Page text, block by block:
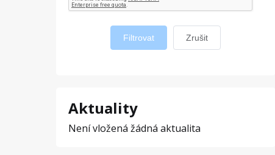
Filtrovat Zrušit
Aktuality
Není vložená žádná aktualita